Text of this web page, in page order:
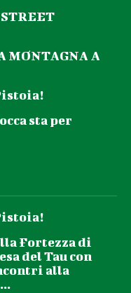
MONTAGNA A
sta per
Fortezza di
del Tau con
alla